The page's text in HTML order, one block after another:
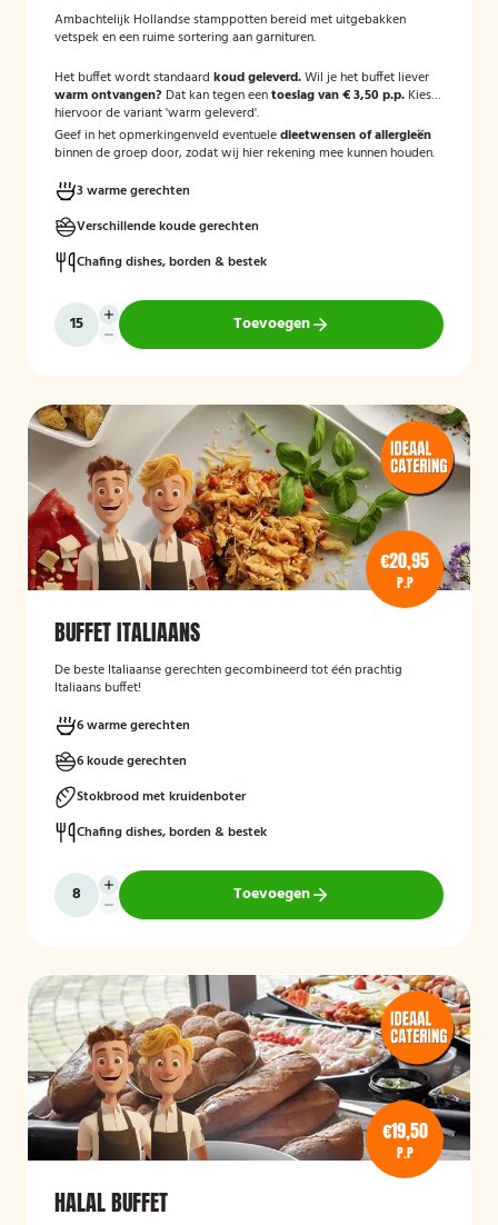
Ambachtelijk Hollandse stamppotten bereid met uitgebakken
vetspek en een ruime sortering aan garnituren.
Het buffet wordt standaard koud geleverd.Wil je het buffet liever
warm ontvangen? Dat kan tegen eentoeslag van € 3,50 p.p. Kies
hiervoor de variant 'warm geleverd'.
Geef in het opmerkingenveld eventueledieetwensen of allergieën
binnen de groep door, zodat wij hier rekening mee kunnen houden.
3 warme gerechten
Verschillende koude gerechten
Chafing dishes, borden & bestek
Toevoegen
€20,95
P.P
BUFFET ITALIAANS
De beste Italiaanse gerechten gecombineerd tot één prachtig
Italiaans buffet!
6 warme gerechten
6 koude gerechten
Stokbrood met kruidenboter
Chafing dishes, borden & bestek
Toevoegen
€19,50
P.P
HALAL BUFFET